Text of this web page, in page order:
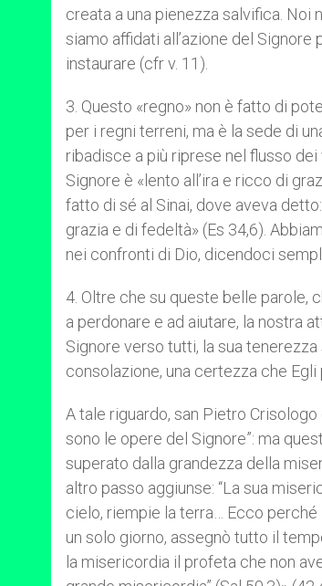
creata a una pienezza salvifica. Noi
siamo affidati all’azione del
instaurare (cfr v. 11).
3. Questo «regno» non è fatto di
per i regni terreni, ma è la sede di
ribadisce a più riprese nel flusso
Signore è «lento all’ira e ricco di
fatto di sé al Sinai, dove aveva
grazia e di fedeltà» (Es 34,6).
nei confronti di Dio, dicendoci
4. Oltre che su queste belle parole,
a perdonare e ad aiutare, la nostra
Signore verso tutti, la sua
consolazione, una certezza che Egli
A tale riguardo, san Pietro
sono le opere del Signore”: ma
superato dalla grandezza della
altro passo aggiunse: “La sua
cielo, riempie la terra… Ecco
un solo giorno, assegnò tutto il
la misericordia il profeta che non